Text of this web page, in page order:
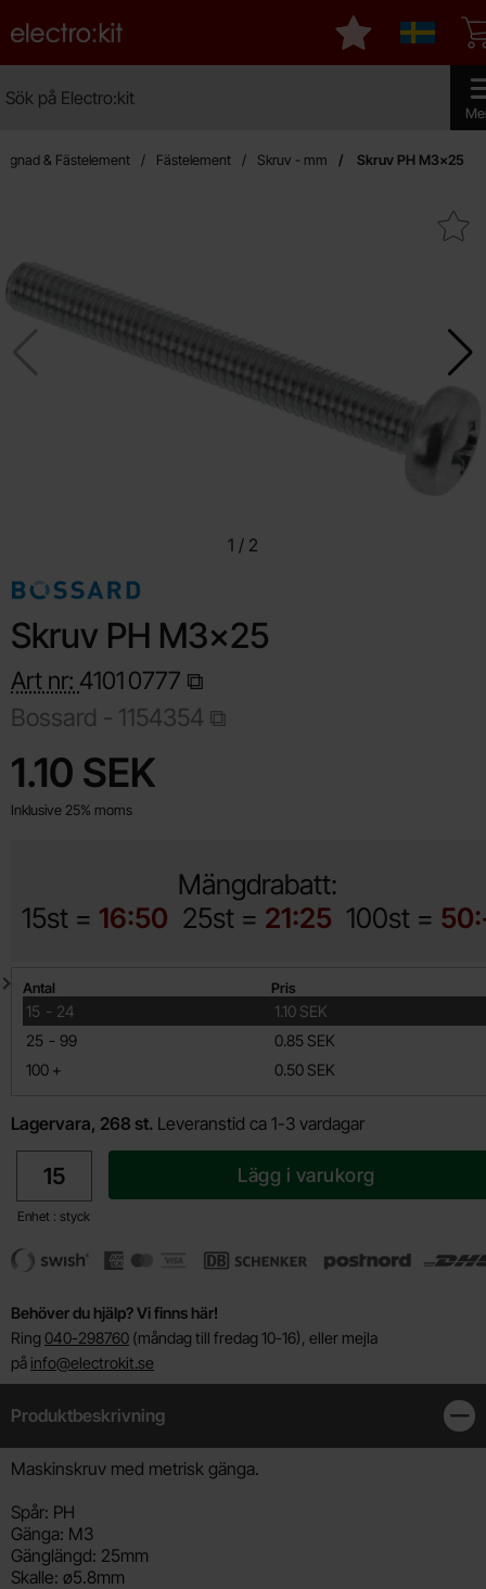
Startsidan för Electro:kit
Sverige
Mina favoriter
& Fästelement Fästelement Skruv - mm Skruv PH M3x25
Makera skruv PH
1 / 2
Skruv PH M3x25
Art nr: 41010777
Bossard - 1154354
pris
1.10 SEK
Inklusive 25% moms
Mängdrabatt:
15st = 16:50 25st = 21:25 100st =
Mängdrabatt
Antal Pris
15 -
till 24
1.10 SEK
25 -
till 99
0.85 SEK
100 +
till 0.50 SEK
Lagervara, 268 st. Leveranstid ca 1-3 vardagar
Enhet : styck
Lägg i varukorg
Behöver du hjälp? Vi finns här!
Ring 040-298760 (måndag till fredag 10-16), eller mejla
på info@electrokit.se
Produktbeskrivning
Produktbeskrivning
Maskinskruv med metrisk gänga.
Spår: PH
Gänga: M3
Gänglängd: 25mm
Skalle: ø5.8mm